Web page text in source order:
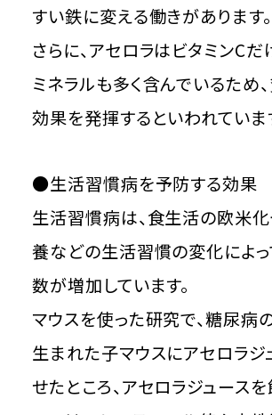
すい鉄に変える働きがあります。
さらに、アセロラはビタミンCだ
ミネラルも多く含んでいるため
効果を発揮するといわれていま
●生活習慣病を予防する効果
生活習慣病は、食生活の欧米化
養などの生活習慣の変化によ
数が増加しています。
マウスを使った研究で、糖尿病
生まれた子マウスにアセロラジ
せたところ、アセロラジュース